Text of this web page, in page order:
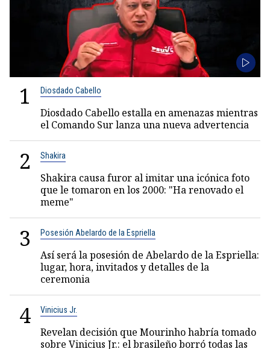
1 Diosdado Cabello
Diosdado Cabello estalla en amenazas mientras
el Comando Sur lanza una nueva advertencia
2 Shakira
Shakira causa furor al imitar una icónica foto
que le tomaron en los 2000: "Ha renovado el
meme"
3 Posesión Abelardo de la Espriella
Así será la posesión de Abelardo de la Espriella:
lugar, hora, invitados y detalles de la
ceremonia
4 Vinicius Jr.
Revelan decisión que Mourinho habría tomado
sobre Vinicius Jr.: el brasileño borró todas las